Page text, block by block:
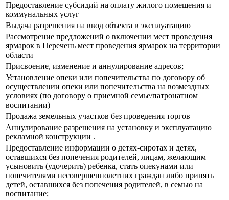
Предоставление субсидий на оплату жилого помещения и
коммунальных услуг
Выдача разрешения на ввод объекта в эксплуатацию
Рассмотрение предложений о включении мест проведения
ярмарок в Перечень мест проведения ярмарок на территории
области
Присвоение, изменение и аннулирование адресов;
Установление опеки или попечительства по договору об
осуществлении опеки или попечительства на возмездных
условиях (по договору о приемной семье/патронатном
воспитании)
Продажа земельных участков без проведения торгов
Аннулирование разрешения на установку и эксплуатацию
рекламной конструкции .
Предоставление информации о детях-сиротах и детях,
оставшихся без попечения родителей, лицам, желающим
усыновить (удочерить) ребенка, стать опекунами или
попечителями несовершеннолетних граждан либо принять
детей, оставшихся без попечения родителей, в семью на
воспитание;